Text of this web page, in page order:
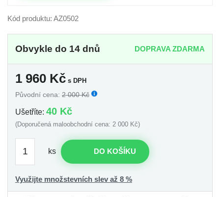
Kód produktu: AZ0502
Obvykle do 14 dnů DOPRAVA ZDARMA
1 960 Kč s DPH
Původní cena: 2 000 Kč
Ušetříte: 40 Kč
(Doporučená maloobchodní cena: 2 000 Kč)
ks DO KOŠÍKU
Využijte množstevních slev až 8 %